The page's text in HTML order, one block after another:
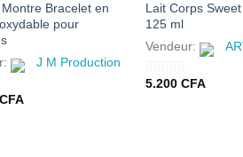
Bracelet en
pour
J M Production
CFA
Lait Corps
125 ml
Vendeur:
0
5.200 CFA